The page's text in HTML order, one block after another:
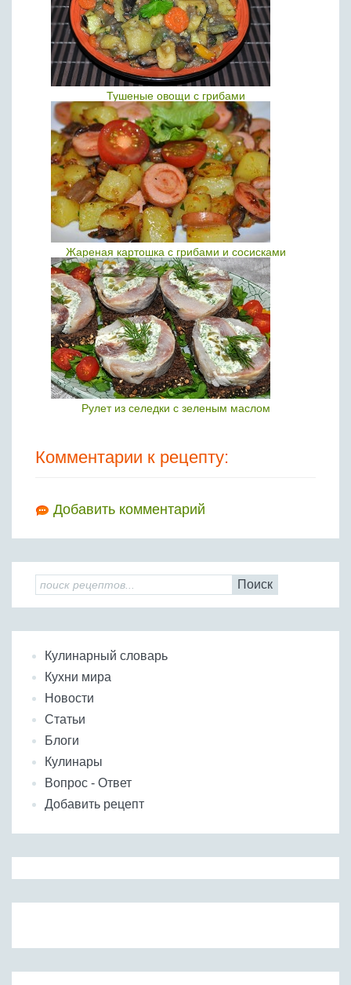
Тушеные овощи с грибами
Жареная картошка с грибами и сосисками
Рулет из селедки с зеленым маслом
Комментарии к рецепту:
Добавить комментарий
Поиск
Кулинарный словарь
Кухни мира
Новости
Статьи
Блоги
Кулинары
Вопрос - Ответ
Добавить рецепт